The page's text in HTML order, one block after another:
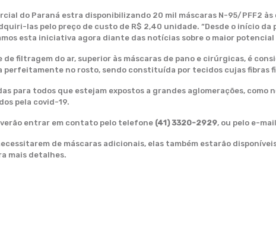
do Paraná estra disponibilizando 20 mil máscaras N-95/PFF2
las pelo preço de custo de R$ 2,40 unidade. “Desde o início
esta iniciativa agora diante das notícias sobre o maior
de filtragem do ar, superior às máscaras de pano e cirúrgicas, é
perfeitamente no rosto, sendo constituída por tecidos cujas fibras
para todos que estejam expostos a grandes aglomerações,
pela covid-19.
entrar em contato pelo telefone (41) 3320-2929, ou pelo e-mail
de máscaras adicionais, elas também estarão
mais detalhes.